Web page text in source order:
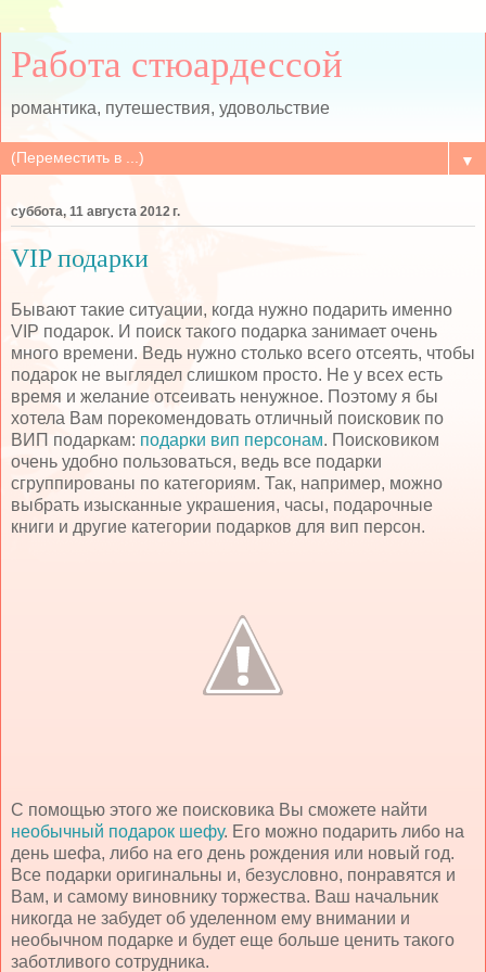
Работа стюардессой
романтика, путешествия, удовольствие
▼
суббота, 11 августа 2012 г.
VIP подарки
Бывают такие ситуации, когда нужно подарить именно
VIP подарок. И поиск такого подарка занимает очень
много времени. Ведь нужно столько всего отсеять, чтобы
подарок не выглядел слишком просто. Не у всех есть
время и желание отсеивать ненужное. Поэтому я бы
хотела Вам порекомендовать отличный поисковик по
ВИП подаркам: подарки вип персонам. Поисковиком
очень удобно пользоваться, ведь все подарки
сгруппированы по категориям. Так, например, можно
выбрать изысканные украшения, часы, подарочные
книги и другие категории подарков для вип персон.
С помощью этого же поисковика Вы сможете найти
необычный подарок шефу. Его можно подарить либо на
день шефа, либо на его день рождения или новый год.
Все подарки оригинальны и, безусловно, понравятся и
Вам, и самому виновнику торжества. Ваш начальник
никогда не забудет об уделенном ему внимании и
необычном подарке и будет еще больше ценить такого
заботливого сотрудника.